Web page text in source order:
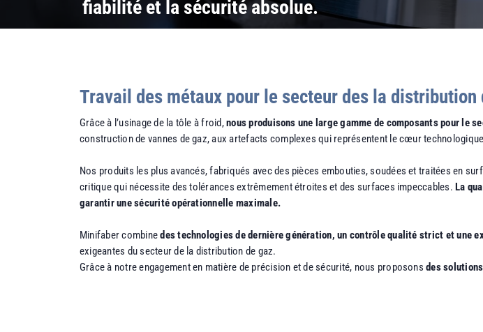
fiabilité et la sécurité absolue.
Travail des métaux pour le secteur des la distribution
Grâce à l’usinage de la tôle à froid,nous produisons une large gamme de composants pour le
construction de vannes de gaz, aux artefacts complexes qui représentent le cœur
Nos produits les plus avancés, fabriqués avec des pièces embouties, soudées et traitées en
critique qui nécessite des tolérances extrêmement étroites et des surfaces impeccables.La
garantir une sécurité opérationnelle maximale.
Minifaber combinedes technologies de dernière génération, un contrôle qualité strict et une
exigeantes du secteur de la distribution de gaz.
Grâce à notre engagement en matière de précision et de sécurité, nous proposonsdes